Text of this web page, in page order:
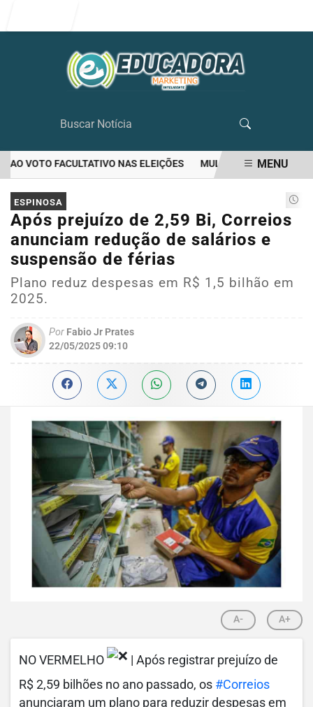
VOTO FACULTATIVO NAS ELEIÇÕES MULHER MATA O
EM ALTA
MENU
ESPINOSA
Após prejuízo de 2,59 Bi, Correios
anunciam redução de salários e
suspensão de férias
Plano reduz despesas em R$ 1,5 bilhão em
2025.
Por Fabio Jr Prates
22/05/2025 09:10
A- A+
NO VERMELHO
| Após registrar prejuízo de
R$ 2,59 bilhões no ano passado, os #Correios
anunciaram um plano para reduzir despesas em